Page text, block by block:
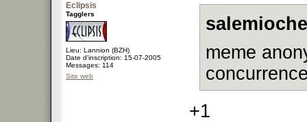
Eclipsis
Tagglers
Lieu: Lannion (BZH)
Date d'inscription: 15-07-2005
Messages: 114
Site web
meme
+1